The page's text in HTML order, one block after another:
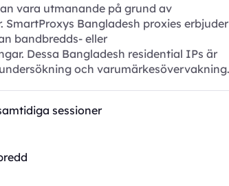
vara utmanande på grund av
SmartProxys Bangladesh proxies erbjuder
bandbredds- eller
Dessa Bangladesh residential IPs är
och varumärkesövervakning.
sessioner